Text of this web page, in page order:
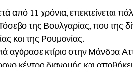
από 11 χρόνια, επεκτείνεται
της Βουλγαρίας, που της
και της Ρουμανίας.
αγόρασε κτίριο στην Μάνδρα
κέντρο διανομής και